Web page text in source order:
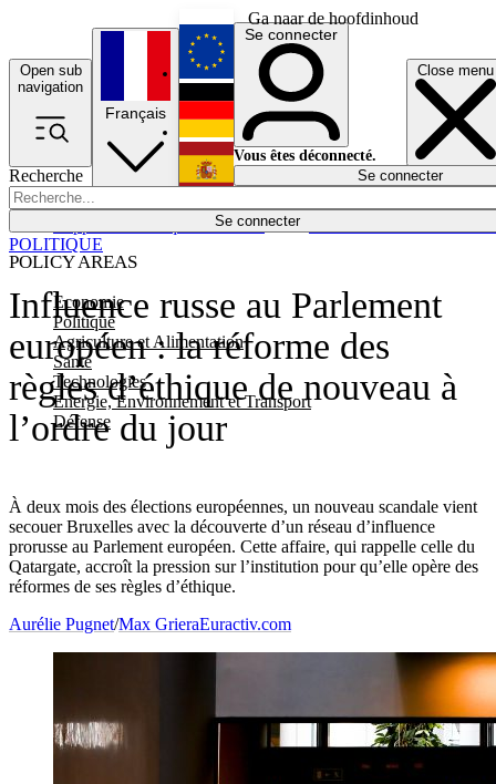
Ga naar de hoofdinhoud
Open sub
navigation
Close menu
Recherche
Se connecter
POLICY AREAS
Economie
Politique
Agriculture et Alimentation
Santé
Technologies
Energie, Environnement et Transport
Défense
Économie
Français
English
Deutsch
Español
Se connecter
Vous êtes déconnecté.
Se connecter
Influence russe au Parlement
européen : la réforme des
règles d’éthique de nouveau à
l’ordre du jour
À deux mois des élections européennes, un nouveau scandale vient
secouer Bruxelles avec la découverte d’un réseau d’influence
prorusse au Parlement européen. Cette affaire, qui rappelle celle du
Qatargate, accroît la pression sur l’institution pour qu’elle opère des
réformes de ses règles d’éthique.
POLITIQUE
Aurélie Pugnet/Max GrieraEuractiv.com